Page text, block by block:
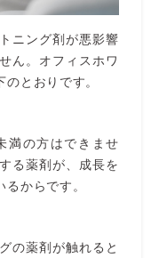
ニング剤が悪影響
ん。オフィスホワ
とおりです。
満の方はできませ
る薬剤が、成長を
からです。
の薬剤が触れると